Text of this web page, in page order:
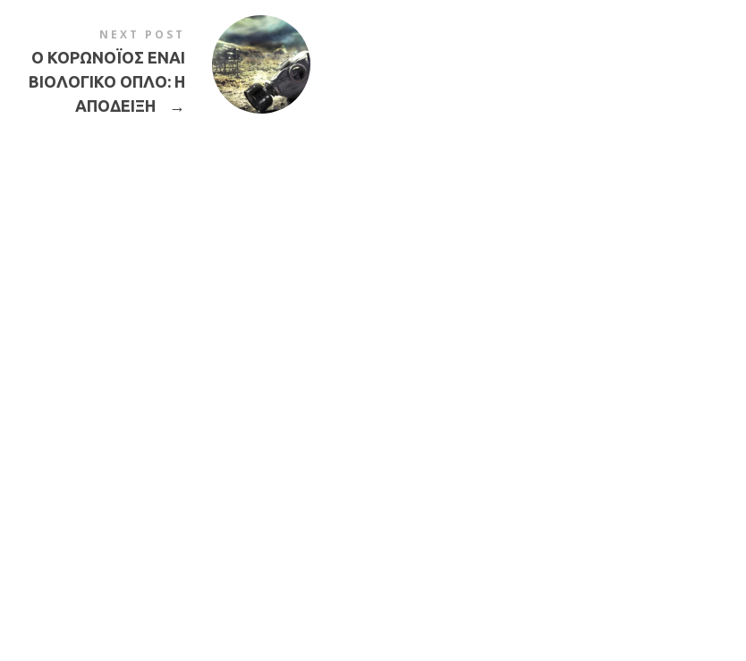
NEXT POST
Ο ΚΟΡΩΝΟΪΟΣ ΕΝΑΙ
ΒΙΟΛΟΓΙΚΟ ΟΠΛΟ: Η
ΑΠΟΔΕΙΞΗ
→